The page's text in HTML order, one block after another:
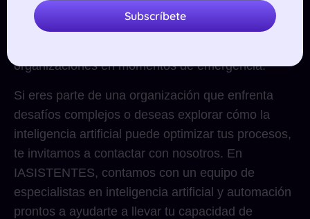
respuesta a crisis, como las utilizadas durante
incendios forestales y inundaciones, subrayando
organizaciones en momentos de emergencia.
Si eres parte de una organización que enfrenta
desafíos complejos o deseas explorar cómo la
inteligencia artificial puede optimizar tus procesos,
te invitamos a contactar con nosotros. En
IASISTENTES, contamos con un equipo de
especialistas en inteligencia artificial y automación
prontos a ayudarte a llevar tu capacidad de
Subscríbete